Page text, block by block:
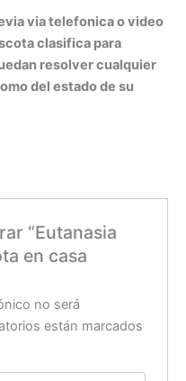
via telefonica o video
clasifica para
resolver cualquier
del estado de su
“Eutanasia
en casa
no será
están marcados